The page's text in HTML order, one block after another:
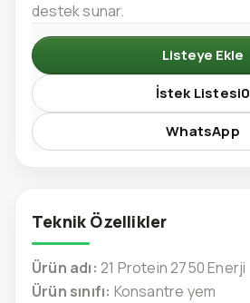
destek sunar.
Listeye Ekle
İstek Listesi0
WhatsApp
Teknik Özellikler
Ürün adı: 21 Protein 2750 Enerji
Ürün sınıfı: Konsantre yem